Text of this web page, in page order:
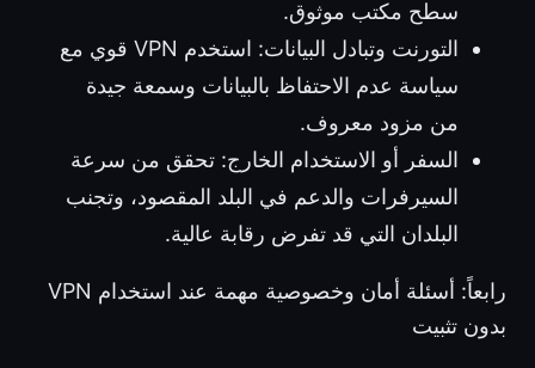
سطح مكتب موثوق.
التورنت وتبادل البيانات: استخدم VPN قوي مع
سياسة عدم الاحتفاظ بالبيانات وسمعة جيدة
من مزود معروف.
السفر أو الاستخدام الخارج: تحقق من سرعة
السيرفرات والدعم في البلد المقصود، وتجنب
البلدان التي قد تفرض رقابة عالية.
رابعاً: أسئلة أمان وخصوصية مهمة عند استخدام VPN
بدون تثبيت